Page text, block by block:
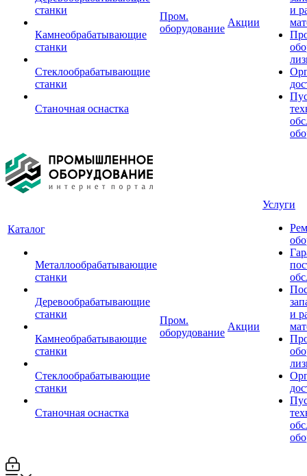
станки
Камнеобрабатывающие
станки
Стеклообрабатывающие
станки
Станочная оснастка
Пром.
оборудование
Акции
и
Каталог
Металлообрабатывающие
станки
Деревообрабатывающие
станки
Камнеобрабатывающие
станки
Стеклообрабатывающие
станки
Станочная оснастка
Пром.
оборудование
Акции
Услуги
и